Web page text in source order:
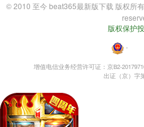
© 2010 至今 beat365最新版下载 版权所
版权保护
・
增值电信业务经营许可证：京B2-
出证（京）字